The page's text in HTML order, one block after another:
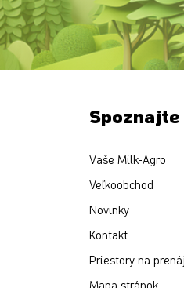
Vaše Milk-Agro
Veľkoobchod
Novinky
Kontakt
Priestory na